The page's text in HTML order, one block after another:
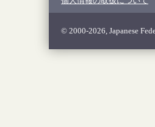
© 2000-2026, Japanese